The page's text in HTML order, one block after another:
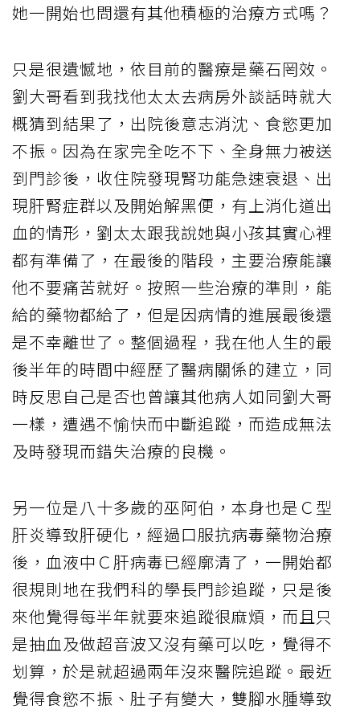
她一開始也問還有其他積極的治療方式嗎？
只是很遺憾地，依目前的醫療是藥石罔效。
劉大哥看到我找他太太去病房外談話時就大
概猜到結果了，出院後意志消沈、食慾更加
不振。因為在家完全吃不下、全身無力被送
到門診後，收住院發現腎功能急速衰退、出
現肝腎症群以及開始解黑便，有上消化道出
血的情形，劉太太跟我說她與小孩其實心裡
都有準備了，在最後的階段，主要治療能讓
他不要痛苦就好。按照一些治療的準則，能
給的藥物都給了，但是因病情的進展最後還
是不幸離世了。整個過程，我在他人生的最
後半年的時間中經歷了醫病關係的建立，同
時反思自己是否也曾讓其他病人如同劉大哥
一樣，遭遇不愉快而中斷追蹤，而造成無法
及時發現而錯失治療的良機。
另一位是八十多歲的巫阿伯，本身也是Ｃ型
肝炎導致肝硬化，經過口服抗病毒藥物治療
後，血液中Ｃ肝病毒已經廓清了，一開始都
很規則地在我們科的學長門診追蹤，只是後
來他覺得每半年就要來追蹤很麻煩，而且只
是抽血及做超音波又沒有藥可以吃，覺得不
划算，於是就超過兩年沒來醫院追蹤。最近
覺得食慾不振、肚子有變大，雙腳水腫導致